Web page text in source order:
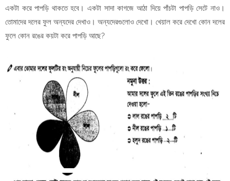
একটা করে পাপড়ি থাকতে হবে। একটা সাদা কাগজে আঠা দিয়ে পাঁচটা পাপড়ি সেটে নাও।
তোমাদের দলের ফুল অন্যদের দেখাও। অন্যদেরগুলোও দেখো। খেয়াল করে দেখো কোন দলের
ফুলে কোন রঙের কয়টা করে পাপড়ি আছে?